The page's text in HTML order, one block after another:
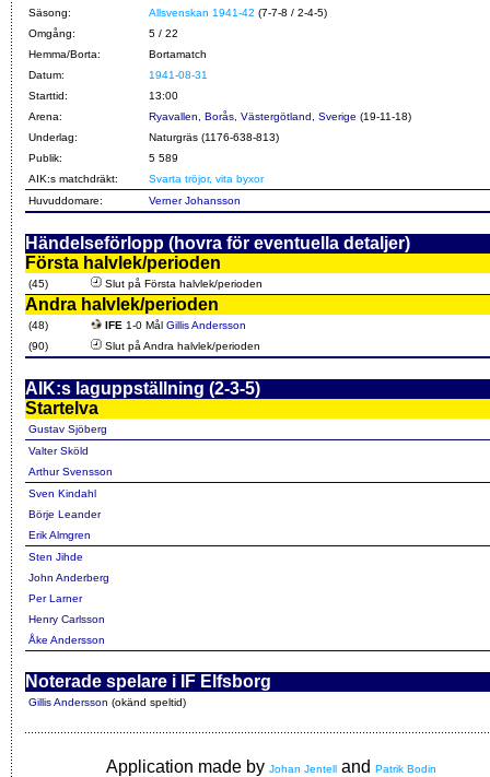
Säsong:
Allsvenskan 1941-42 (7-7-8 / 2-4-5)
Omgång:
5 / 22
Hemma/Borta:
Bortamatch
Datum:
1941-08-31
Starttid:
13:00
Arena:
Ryavallen, Borås, Västergötland, Sverige (19-11-18)
Underlag:
Naturgräs (1176-638-813)
Publik:
5 589
AIK:s matchdräkt:
Svarta tröjor, vita byxor
Huvuddomare:
Verner Johansson
Händelseförlopp (hovra för eventuella detaljer)
Första halvlek/perioden
(45) Slut på Första halvlek/perioden
Andra halvlek/perioden
(48) IFE 1-0 Mål Gillis Andersson
(90)
Slut på Andra halvlek/perioden
AIK:s laguppställning (2-3-5)
Startelva
Gustav Sjöberg
Valter Sköld
Arthur Svensson
Sven Kindahl
Börje Leander
Erik Almgren
Sten Jihde
John Anderberg
Per Larner
Henry Carlsson
Åke Andersson
Noterade spelare i IF Elfsborg
Gillis Andersson (okänd speltid)
Application made by Johan Jentell and Patrik Bodin